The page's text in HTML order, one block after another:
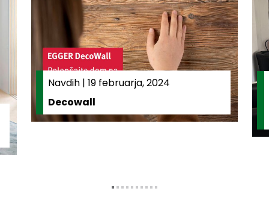
Navdih | 19 februarja, 2024
Decowall